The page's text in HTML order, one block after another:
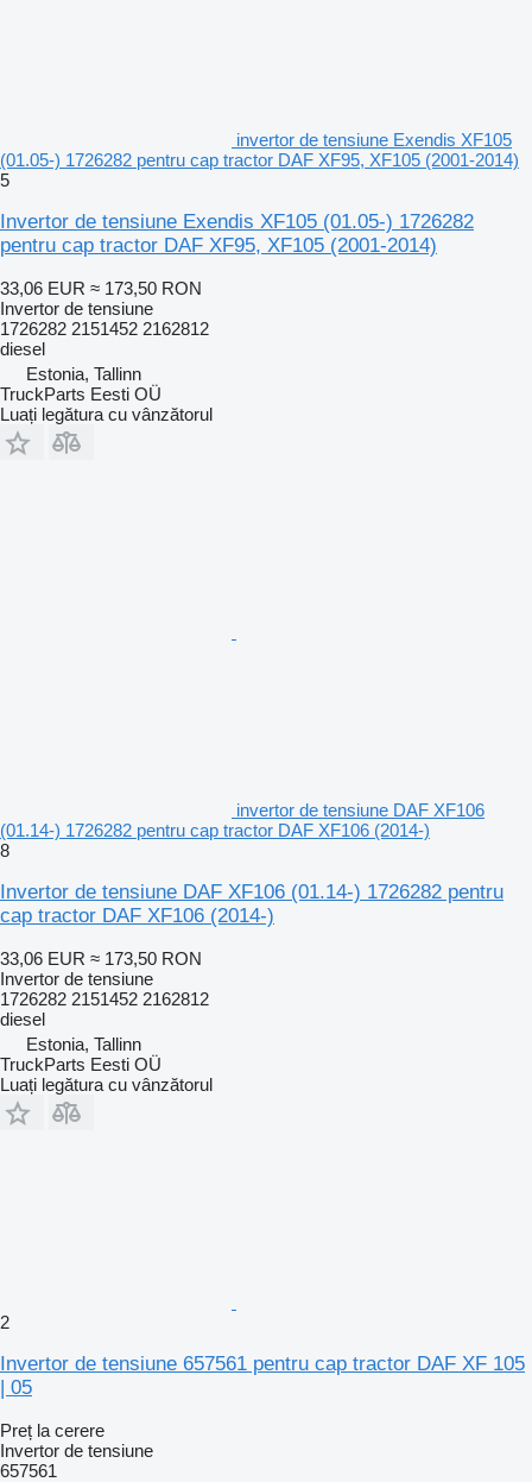
invertor de tensiune Exendis XF105
(01.05-) 1726282 pentru cap tractor DAF XF95, XF105 (2001-2014)
5
Invertor de tensiune Exendis XF105 (01.05-) 1726282
pentru cap tractor DAF XF95, XF105 (2001-2014)
33,06 EUR ≈ 173,50 RON
Invertor de tensiune
1726282 2151452 2162812
diesel
Estonia, Tallinn
TruckParts Eesti OÜ
Luați legătura cu vânzătorul
invertor de tensiune DAF XF106
(01.14-) 1726282 pentru cap tractor DAF XF106 (2014-)
8
Invertor de tensiune DAF XF106 (01.14-) 1726282 pentru
cap tractor DAF XF106 (2014-)
33,06 EUR ≈ 173,50 RON
Invertor de tensiune
1726282 2151452 2162812
diesel
Estonia, Tallinn
TruckParts Eesti OÜ
Luați legătura cu vânzătorul
2
Invertor de tensiune 657561 pentru cap tractor DAF XF 105
| 05
Preț la cerere
Invertor de tensiune
657561